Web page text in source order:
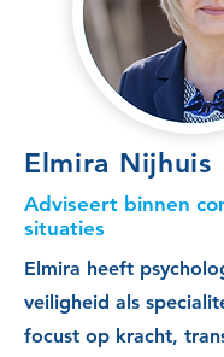
Elmira Nijhuis
Adviseert binnen
situaties
Elmira heeft
veiligheid als
focust op kracht,